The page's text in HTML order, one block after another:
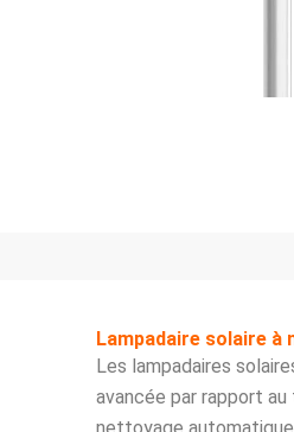
Lampadaire solaire
Les lampadaires
avancée par rapport